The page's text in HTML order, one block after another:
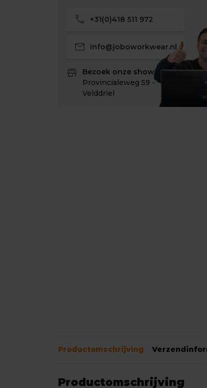
call +31(0)418 511 972
mail info@joboworkwear.nl
store
Bezoek onze showroom:
Provincialeweg 59 -
Velddriel
Productomschrijving
Productomschrijving